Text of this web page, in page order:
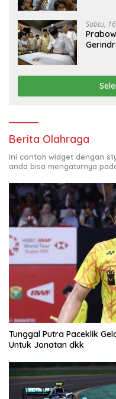
Sabtu,
Berita Olahraga
Ini contoh widget dengan
anda bisa mengaturnya
Tunggal Putra Paceklik
Untuk Jonatan dkk